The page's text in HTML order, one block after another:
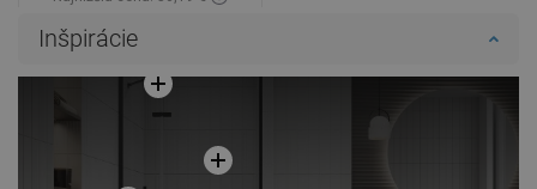
favorite_border
Inšpirácie